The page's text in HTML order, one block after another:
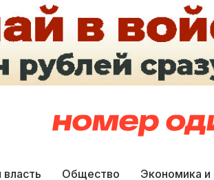
власть Общество Экономика и